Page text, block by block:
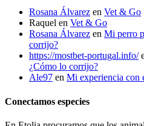
Rosana Álvarez en Vet & Go
Raquel en Vet & Go
Rosana Álvarez en Mi perro
corrijo?
https://mostbet-portugal.info/
¿Cómo lo corrijo?
Ale97 en Mi experiencia con
Conectamos especies